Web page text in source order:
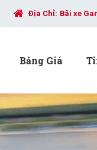
Địa Chỉ: Bãi xe
Bảng Giá